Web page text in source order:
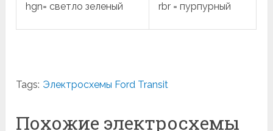
hgn= светло зеленый rbr = пурпурный
Tags: Электросхемы Ford Transit
Похожие электросхемы